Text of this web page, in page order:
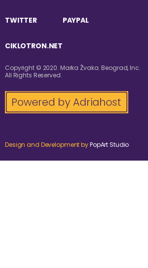
TWITTER PAYPAL
CIKLOTRON.NET
Copyright © 2020. Marka Žvaka. Beograd, Inc.
All Rights Reserved.
Design and Development byPopArt Studio